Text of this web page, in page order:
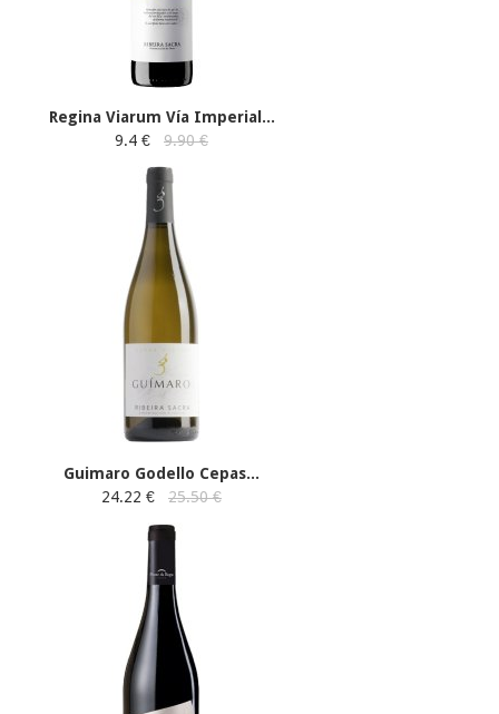
Regina Viarum Vía Imperial...
9.4 €
9.90 €
Guimaro Godello Cepas...
24.22 €
25.50 €